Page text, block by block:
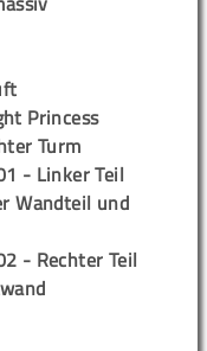
Princess
Turm
- Linker Teil
Wandteil und
- Rechter Teil